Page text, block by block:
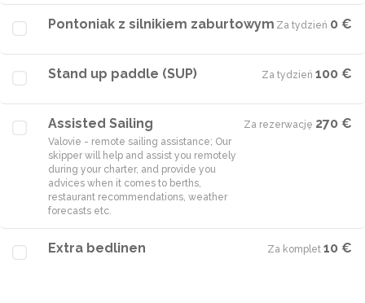
Pontoniak z silnikiem zaburtowym Za tydzień·0 €
Stand up paddle (SUP) Za tydzień·100 €
Assisted Sailing
Valovie - remote sailing assistance; Our
skipper will help and assist you remotely
during your charter, and provide you
advices when it comes to berths,
restaurant recommendations, weather
Za rezerwację·270 €
Extra bedlinen Za komplet·10 €